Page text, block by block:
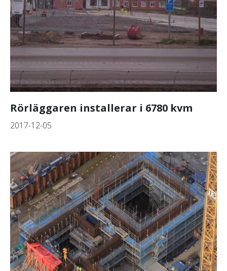
Rörläggaren installerar i 6780 kvm
2017-12-05